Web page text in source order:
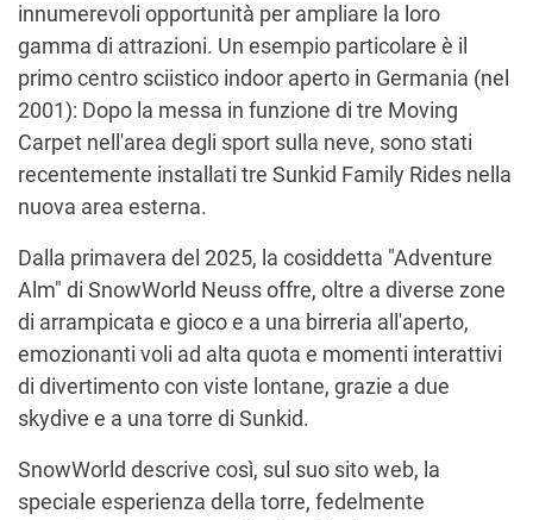
innumerevoli opportunità per ampliare la loro
gamma di attrazioni. Un esempio particolare è il
primo centro sciistico indoor aperto in Germania (nel
2001): Dopo la messa in funzione di tre Moving
Carpet nell'area degli sport sulla neve, sono stati
recentemente installati tre Sunkid Family Rides nella
nuova area esterna.
Dalla primavera del 2025, la cosiddetta "Adventure
Alm" di SnowWorld Neuss offre, oltre a diverse zone
di arrampicata e gioco e a una birreria all'aperto,
emozionanti voli ad alta quota e momenti interattivi
di divertimento con viste lontane, grazie a due
skydive e a una torre di Sunkid.
SnowWorld descrive così, sul suo sito web, la
speciale esperienza della torre, fedelmente